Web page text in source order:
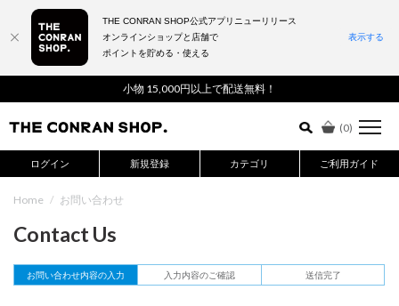
小物 15,000円以上で配送無料！
(0)
ログイン 新規登録 カテゴリ ご利用ガイド
詳細検索はこちら
Home / お問い合わせ
Contact Us
お問い合わせ内容の入力 入力内容のご確認 送信完了
THE CONRAN SHOP公式アプリニューリリース
オンラインショップと店舗で
ポイントを貯める・使える
表示する